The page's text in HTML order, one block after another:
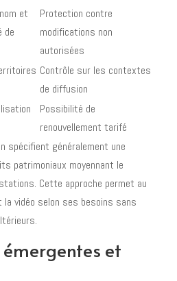
et
de
Protection contre
modifications non
autorisées
Contrôle sur les contextes
de diffusion
Possibilité de
renouvellement tarifé
spécifient généralement une
patrimoniaux moyennant le
Cette approche permet au
vidéo selon ses besoins sans
et